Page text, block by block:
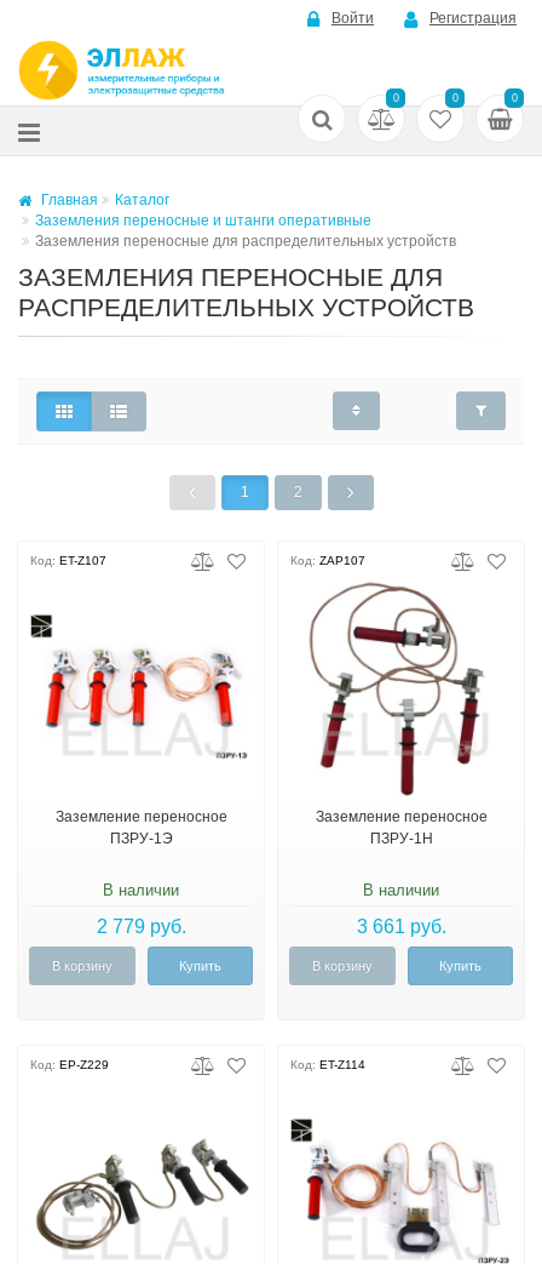
Войти Регистрация
0 0 0
Главная
Каталог
Заземления переносные и штанги оперативные
Заземления переносные для распределительных устройств
ЗАЗЕМЛЕНИЯ ПЕРЕНОСНЫЕ ДЛЯ
РАСПРЕДЕЛИТЕЛЬНЫХ УСТРОЙСТВ
1 2
Код: ET-Z107
Заземление переносное
ПЗРУ-1Э
В наличии
2 779 руб.
В корзину Купить
Код: ZAP107
Заземление переносное
ПЗРУ-1Н
В наличии
3 661 руб.
В корзину Купить
Код: EP-Z229 Код: ET-Z114